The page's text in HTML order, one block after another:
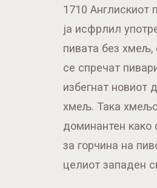
1710 Англискиот
ја исфрлил
пивата без хмељ,
се спречат
избегнат новиот
хмељ. Така
доминантен како
за горчина на
целиот западен